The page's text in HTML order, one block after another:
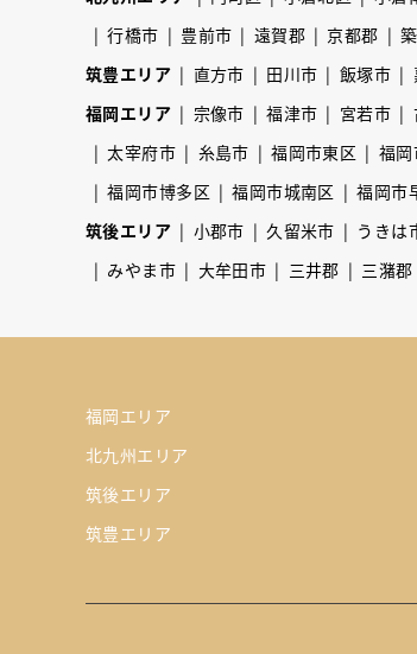
行橋市
豊前市 遠賀郡 京都郡
筑豊エリア
直方市 田川市 飯塚市
福岡エリア
宗像市 福津市 宮若市
太宰府市
糸島市 福岡市東区 福岡
福岡市博多区
福岡市城南区 福岡市
筑後エリア
小郡市 久留米市 うきは
みやま市
大牟田市 三井郡 三潴郡
福岡エリア
北九州エリア
筑後エリア
筑豊エリア